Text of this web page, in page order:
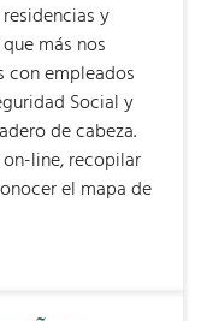
y
más nos
con empleados
Social y
de cabeza.
line, recopilar
el mapa de